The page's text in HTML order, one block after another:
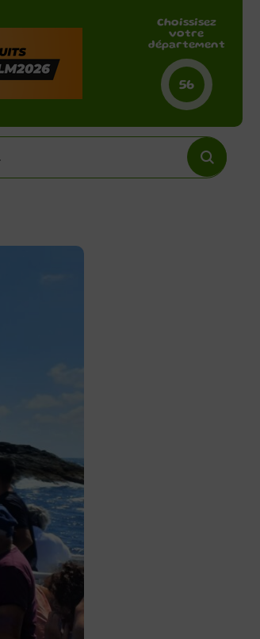
Choissisez
votre
département
56